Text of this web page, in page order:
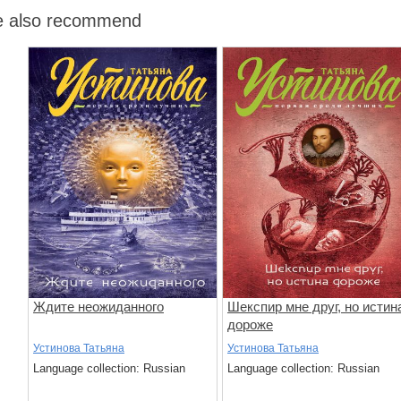
also recommend
Ждите неожиданного
Устинова Татьяна
Language collection: Russian
Шекспир мне друг, но
дороже
Устинова Татьяна
Language collection: Russian